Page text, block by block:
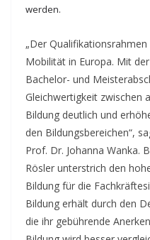
werden.
„Der
Mobilität in Europa. Mit
Bachelor- und
Gleichwertigkeit zwischen
Bildung deutlich und
den Bildungsbereichen“,
Prof. Dr. Johanna Wanka.
Rösler unterstrich den
Bildung für die
Bildung erhält durch den
die ihr gebührende